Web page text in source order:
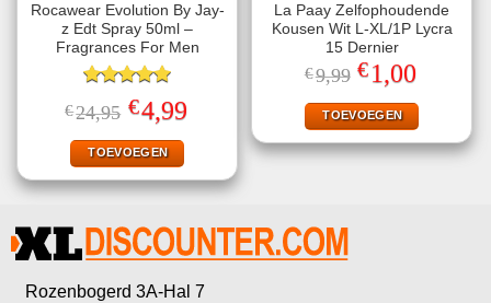
Rocawear Evolution By Jay-
z Edt Spray 50ml –
Fragrances For Men
Gewaardeerd
5.00uit 5
€24,95 Oorspronkelijke
prijs
was:
€24,95.
€4,99Huidige
prijs
TOEVOEGEN
La Paay Zelfophoudende
Kousen Wit L-XL/1P Lycra
15 Dernier
€9,99 Oorspronkelijke
prijs
was:
€9,99.
€1,00
is:
€1,00.
TOEVOEGEN
Rozenbogerd 3A-Hal 7